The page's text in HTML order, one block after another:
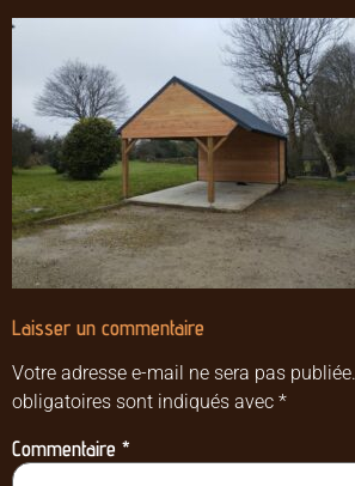
Laisser un commentaire
Votre adresse e-mail ne sera pas publiée.
obligatoires sont indiqués avec *
Commentaire *